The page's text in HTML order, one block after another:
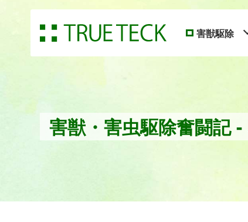
害獣駆除
害獣・害虫駆除奮闘記 -